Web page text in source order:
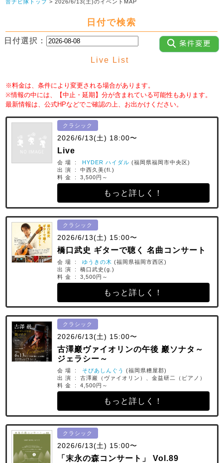
音ナビ隊トップ > 2026/6/13(土)のイベントMAP
日付で検索
日付選択：
Live List
※料金は、条件により変更される場合があります。
※情報の中には、【中止・延期】分が含まれている可能性もあります。
最新情報は、公式HPなどでご確認の上、お出かけください。
クラシック
2026/6/13(土) 18:00〜
Live
会 場 : HYDER ハイダル (福岡県福岡市中央区)
出 演 : 中西久美(fl.)
料 金 : 3,500円～
もっと詳しく！
クラシック
2026/6/13(土) 15:00〜
橋口武史 ギターで聴く 名曲コンサート
会 場 : ゆうきの木 (福岡県福岡市西区)
出 演 : 橋口武史(g.)
料 金 : 3,500円～
もっと詳しく！
クラシック
2026/6/13(土) 15:00〜
古澤巖ヴァイオリンの午後 巖ソナタ～
ジェラシー～
会 場 : そぴあしんぐう
(福岡県糟屋郡)
出 演 : 古澤巖（ヴァイオリン）、金益研二（ピアノ）
料 金 : 4,500円～
もっと詳しく！
クラシック
2026/6/13(土) 15:00〜
「末永の森コンサート」 Vol.89